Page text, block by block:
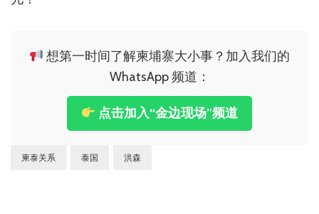
想第一时间了解柬埔寨大小事？加入我们的
WhatsApp 频道：
点击加入“金边现场”频道
柬泰关系 泰国 洪森